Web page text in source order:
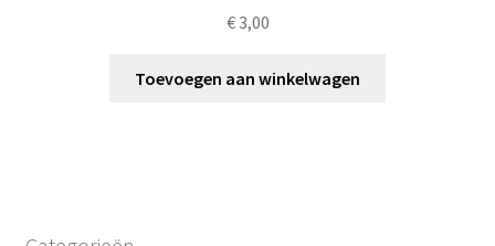
€3,00
Toevoegen aan winkelwagen